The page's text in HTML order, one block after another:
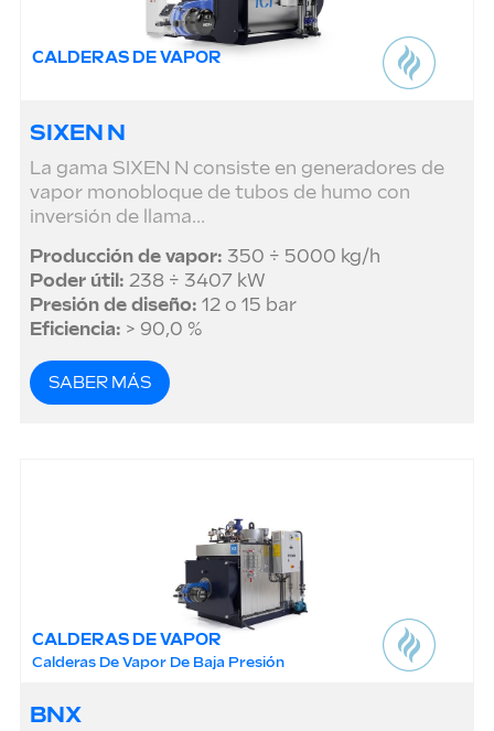
CALDERAS DE VAPOR
SIXEN N
La gama SIXEN N consiste en generadores de
vapor monobloque de tubos de humo con
inversión de llama...
Producción de vapor: 350 ÷ 5000 kg/h
Poder útil: 238 ÷ 3407 kW
Presión de diseño: 12 o 15 bar
Eficiencia: > 90,0 %
SABER MÁS
CALDERAS DE VAPOR
Calderas De Vapor De Baja Presión
BNX